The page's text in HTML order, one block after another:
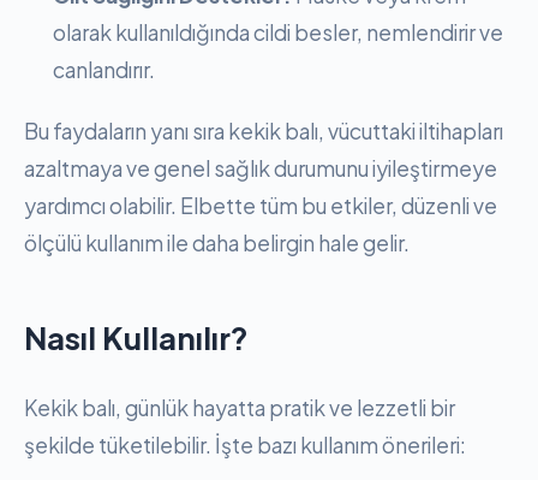
olarak kullanıldığında cildi besler, nemlendirir ve
canlandırır.
Bu faydaların yanı sıra kekik balı, vücuttaki iltihapları
azaltmaya ve genel sağlık durumunu iyileştirmeye
yardımcı olabilir. Elbette tüm bu etkiler, düzenli ve
ölçülü kullanım ile daha belirgin hale gelir.
Nasıl Kullanılır?
Kekik balı, günlük hayatta pratik ve lezzetli bir
şekilde tüketilebilir. İşte bazı kullanım önerileri: